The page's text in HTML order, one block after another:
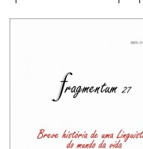
Banco Central do Brasil